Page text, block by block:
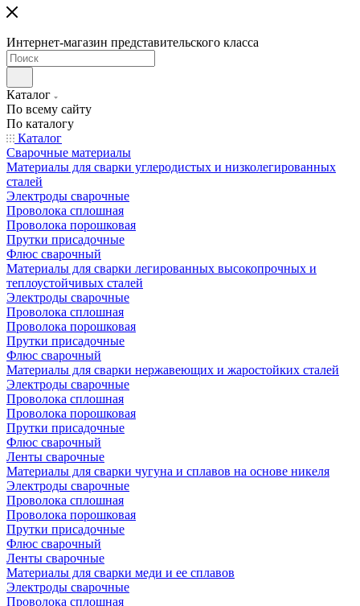
Интернет-магазин представительского класса
Каталог
По всему сайту
По каталогу
Каталог
Сварочные материалы
Материалы для сварки углеродистых и низколегированных
сталей
Электроды сварочные
Проволока сплошная
Проволока порошковая
Прутки присадочные
Флюс сварочный
Материалы для сварки легированных высокопрочных и
теплоустойчивых сталей
Электроды сварочные
Проволока сплошная
Проволока порошковая
Прутки присадочные
Флюс сварочный
Материалы для сварки нержавеющих и жаростойких сталей
Электроды сварочные
Проволока сплошная
Проволока порошковая
Прутки присадочные
Флюс сварочный
Ленты сварочные
Материалы для сварки чугуна и сплавов на основе никеля
Электроды сварочные
Проволока сплошная
Проволока порошковая
Прутки присадочные
Флюс сварочный
Ленты сварочные
Материалы для сварки меди и ее сплавов
Электроды сварочные
Проволока сплошная